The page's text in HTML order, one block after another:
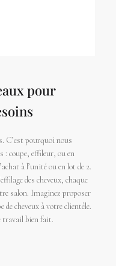
pour
C’est pourquoi nous
: coupe, effileur, ou en
à l’unité ou en lot de 2.
des cheveux, chaque
salon. Imaginez proposer
de cheveux à votre clientèle.
travail bien fait.